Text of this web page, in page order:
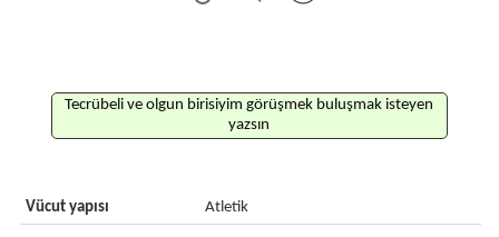
Tecrübeli ve olgun birisiyim görüşmek buluşmak isteyen
yazsın
Vücut yapısı Atletik